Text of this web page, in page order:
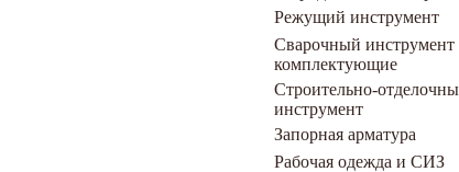
Режущий инструмент
Сварочный инструмент
комплектующие
Строительно-
инструмент
Запорная арматура
Рабочая одежда и СИЗ